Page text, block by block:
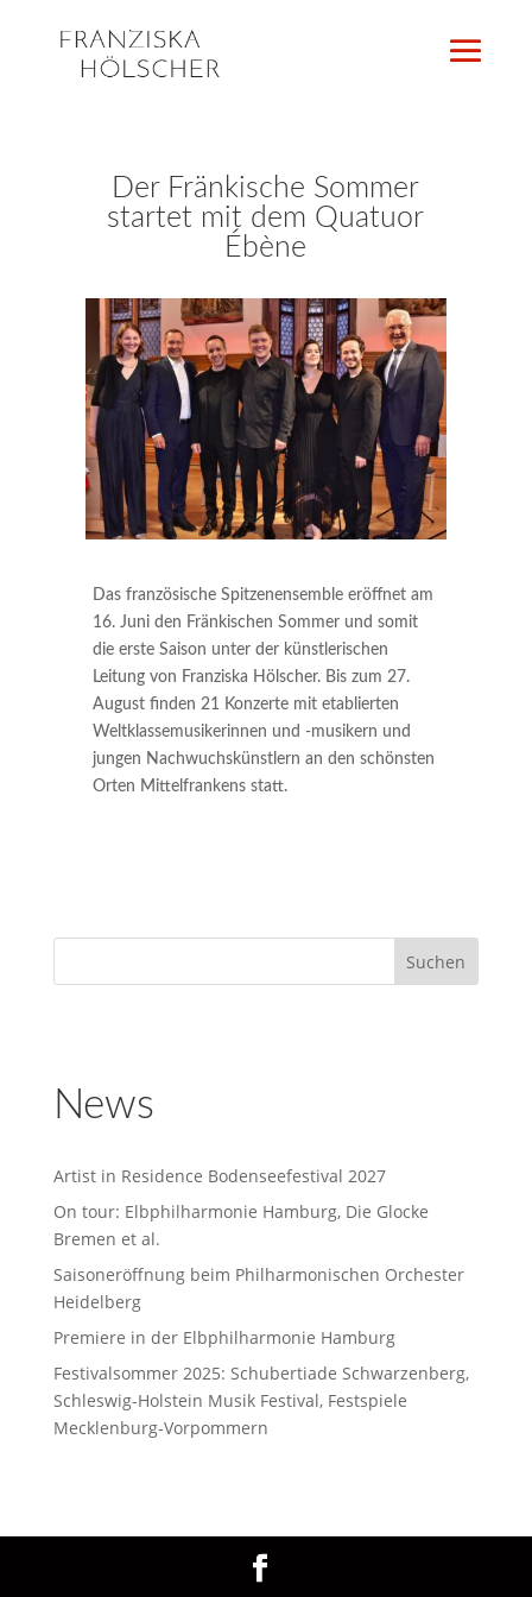
Der Fränkische Sommer
startet mit dem Quatuor
Ébène
Das französische Spitzenensemble eröffnet am
16. Juni den Fränkischen Sommer und somit
die erste Saison unter der künstlerischen
Leitung von Franziska Hölscher. Bis zum 27.
August finden 21 Konzerte mit etablierten
Weltklassemusikerinnen und -musikern und
jungen Nachwuchskünstlern an den schönsten
Orten Mittelfrankens statt.
News
Artist in Residence Bodenseefestival 2027
On tour: Elbphilharmonie Hamburg, Die Glocke
Bremen et al.
Saisoneröffnung beim Philharmonischen Orchester
Heidelberg
Premiere in der Elbphilharmonie Hamburg
Festivalsommer 2025: Schubertiade Schwarzenberg,
Schleswig-Holstein Musik Festival, Festspiele
Mecklenburg-Vorpommern